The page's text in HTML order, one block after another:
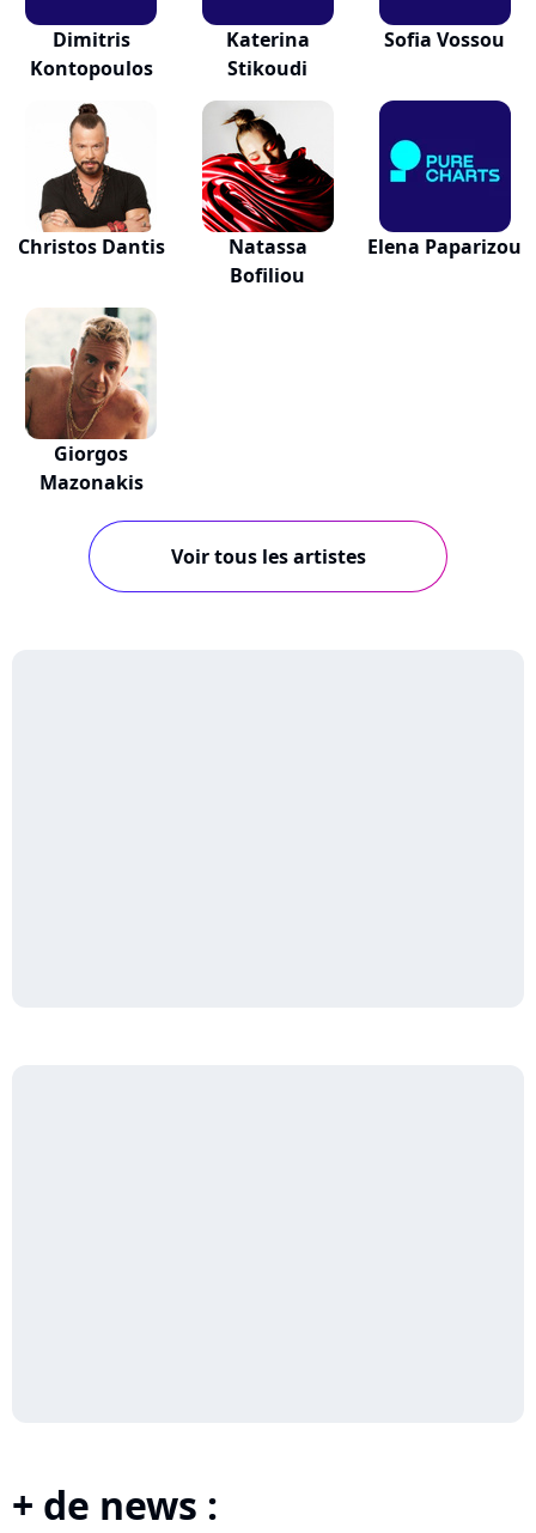
Dimitris
Kontopoulos
Katerina
Stikoudi
Sofia Vossou
Christos Dantis
Natassa
Bofiliou
Elena Paparizou
Giorgos
Mazonakis
Voir tous les artistes
+ de news :